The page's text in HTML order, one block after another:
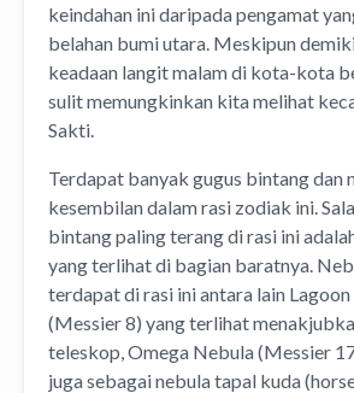
keindahan ini daripada pengamat
belahan bumi utara. Meskipun
keadaan langit malam di kota-kota
sulit memungkinkan kita melihat
Sakti.
Terdapat banyak gugus bintang dan
kesembilan dalam rasi zodiak ini.
bintang paling terang di rasi ini
yang terlihat di bagian baratnya.
terdapat di rasi ini antara lain
(Messier 8) yang terlihat
teleskop, Omega Nebula (Messier
juga sebagai nebula tapal kuda